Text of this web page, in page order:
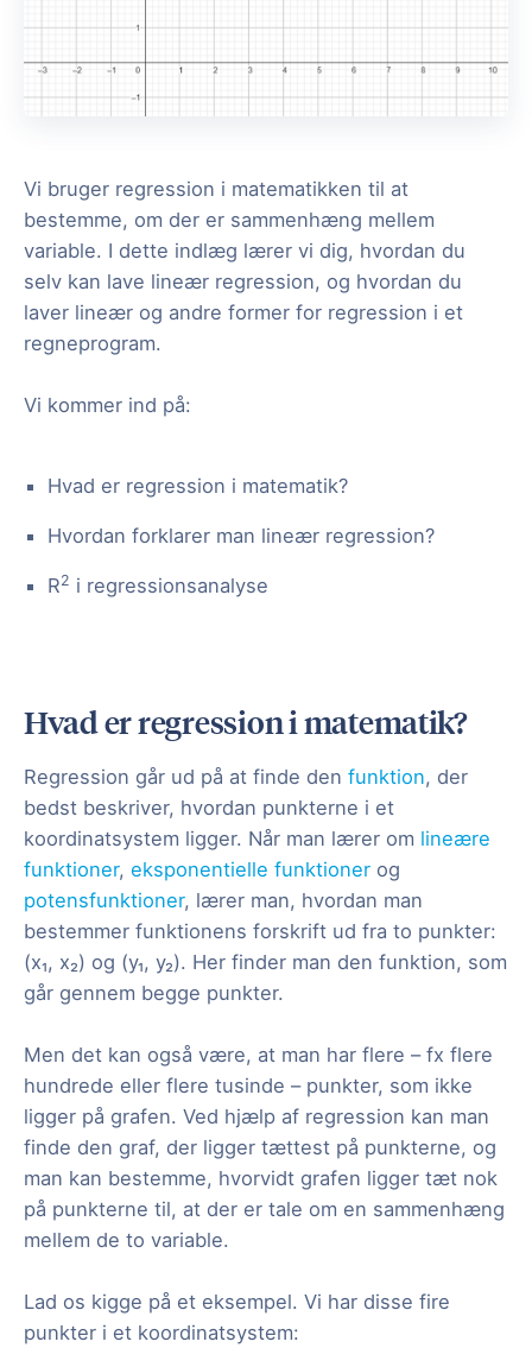
Vi bruger regression i matematikken til at
bestemme, om der er sammenhæng mellem
variable. I dette indlæg lærer vi dig, hvordan du
selv kan lave lineær regression, og hvordan du
laver lineær og andre former for regression i et
regneprogram.
Vi kommer ind på:
Hvad er regression i matematik?
Hvordan forklarer man lineær regression?
R2 i regressionsanalyse
Hvad er regression i matematik?
Regression går ud på at finde den funktion, der
bedst beskriver, hvordan punkterne i et
koordinatsystem ligger. Når man lærer om lineære
funktioner, eksponentielle funktioner og
potensfunktioner, lærer man, hvordan man
bestemmer funktionens forskrift ud fra to punkter:
(x₁, x₂) og (y₁, y₂). Her finder man den funktion, som
går gennem begge punkter.
Men det kan også være, at man har flere – fx flere
hundrede eller flere tusinde – punkter, som ikke
ligger på grafen. Ved hjælp af regression kan man
finde den graf, der ligger tættest på punkterne, og
man kan bestemme, hvorvidt grafen ligger tæt nok
på punkterne til, at der er tale om en sammenhæng
mellem de to variable.
Lad os kigge på et eksempel. Vi har disse fire
punkter i et koordinatsystem: